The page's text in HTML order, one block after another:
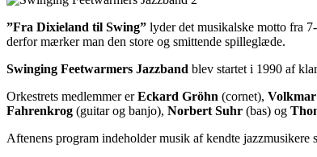
”Fra Dixieland til Swing” lyder det musikalske motto fra
derfor mærker man den store og smittende spilleglæde.
Swinging Feetwarmers Jazzband blev startet i 1990 af
Orkestrets medlemmer erEckard Gröhn (cornet),
Fahrenkrog (guitar og banjo), Norbert Suhr (bas) og
Aftenens program indeholder musik af kendte